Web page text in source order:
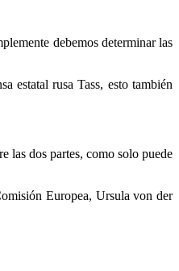
debemos determinar las
estatal rusa Tass, esto también
las dos partes, como solo puede
Europea, Ursula von der